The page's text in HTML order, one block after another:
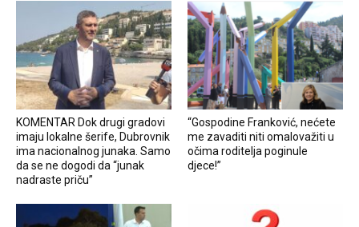
KOMENTAR Dok drugi gradovi
imaju lokalne šerife, Dubrovnik
ima nacionalnog junaka. Samo
da se ne dogodi da “junak
nadraste priču”
“Gospodine Franković, nećete
me zavaditi niti omalovažiti u
očima roditelja poginule
djece!”